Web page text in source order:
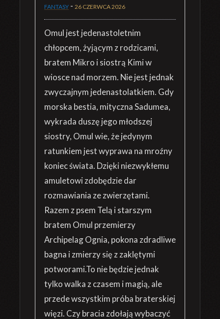
FANTASY - 26 CZERWCA 2026
Omul jest jedenastoletnim
chłopcem, żyjącym z rodzicami,
bratem Mikro i siostrą Kimi w
wiosce nad morzem. Nie jest jednak
zwyczajnym jedenastolatkiem. Gdy
morska bestia, mityczna Sadumea,
wykrada duszę jego młodszej
siostry, Omul wie, że jedynym
ratunkiem jest wyprawa na mroźny
koniec świata. Dzięki niezwykłemu
amuletowi zdobędzie dar
rozmawiania ze zwierzętami.
Razem z psem Telą i starszym
bratem Omul przemierzy
Archipelag Ognia, pokona zdradliwe
bagna i zmierzy się z zaklętymi
potworami.To nie będzie jednak
tylko walka z czasem i magią, ale
przede wszystkim próba braterskiej
więzi. Czy bracia zdołają wybaczyć